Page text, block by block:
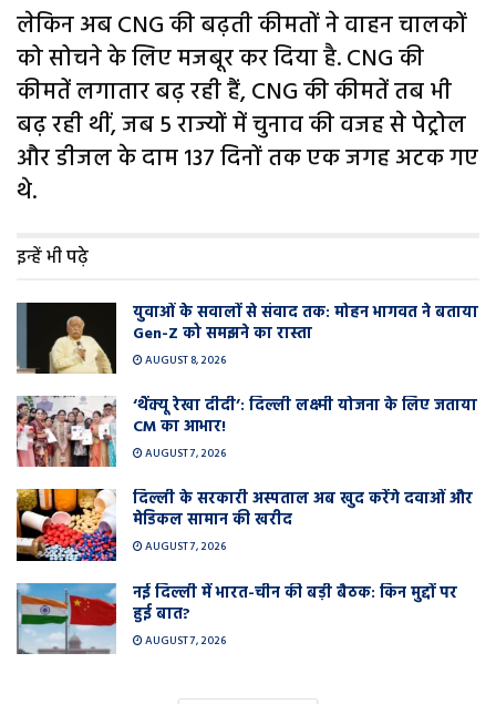
लेकिन अब CNG की बढ़ती कीमतों ने वाहन चालकों
को सोचने के लिए मजबूर कर दिया है. CNG की
कीमतें लगातार बढ़ रही हैं, CNG की कीमतें तब भी
बढ़ रही थीं, जब 5 राज्यों में चुनाव की वजह से पेट्रोल
और डीजल के दाम 137 दिनों तक एक जगह अटक गए
थे.
इन्हें भी पढ़े
युवाओं के सवालों से संवाद तक: मोहन भागवत ने बताया
Gen-Z को समझने का रास्ता
AUGUST 8, 2026
‘थैंक्यू रेखा दीदी’: दिल्ली लक्ष्मी योजना के लिए जताया
CM का आभार!
AUGUST 7, 2026
दिल्ली के सरकारी अस्पताल अब खुद करेंगे दवाओं और
मेडिकल सामान की खरीद
AUGUST 7, 2026
नई दिल्ली में भारत-चीन की बड़ी बैठक: किन मुद्दों पर
हुई बात?
AUGUST 7, 2026